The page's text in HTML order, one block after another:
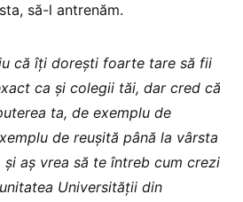
să-l antrenăm.
că îți dorești foarte tare să fii
ca și colegii tăi, dar cred că
ta, de exemplu de
de reușită până la vârsta
aș vrea să te întreb cum crezi
Universității din